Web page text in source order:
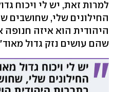
למרות זאת, יש לי ויכוח
החילונים שלי, שחושבים
היהודית הוא איזה
שהם עושים נזק גדול